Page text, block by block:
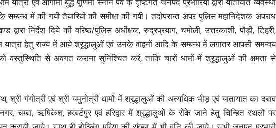
एवं आगामी बुद्ध पूर्णिमा स्नान पर्व के दृष्टिगत जनपद प्रभारियों द्वारा यातायात व्यवस्था
में की गयी तैयारियों की समीक्षा की गयी। तदोपरान्त अपर पुलिस महानिदेशक अपराध
द्वारा निर्देश दिये की वरिष्ठ/पुलिस अधीक्षक, रुद्रप्रयाग, चमोली, उत्तरकाशी, पौड़ी, टिहरी,
यात्रा हेतु राज्य में आये श्रृद्धालुओं एवं उनके वाहनों आदि के सम्बन्ध में लगातर आपसी समन्वय
वस्तुस्थिति से अवगत कराना सुनिश्चित करें, ताकि चारों धामों में श्रृद्धालुओं की क्षमता से
श्री गंगोत्री एवं श्री यमुनोत्री धामों में श्रृद्धालुओं की अत्यधिक भीड़ एवं यातायात का दबाव
चम्बा, ऋषिकेश, हरबर्टपुर एवं हरिद्वार में श्रृद्धालुओं के रोके जाने हेतु चिन्हित स्थलों पर